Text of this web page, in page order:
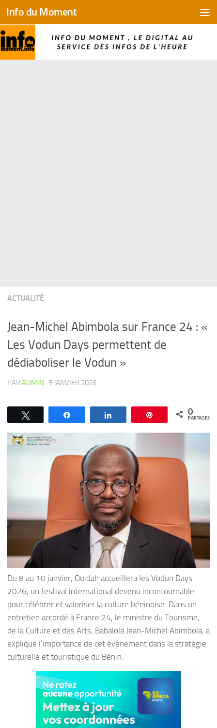
Skip to content
Info du Moment
ACTUALITÉ
Jean-Michel Abimbola sur France 24 : «
Les Vodun Days permettent de
dédiaboliser le Vodun »
PARADMIN · 5 JANVIER 2026
Épingle 0
PARTAGES
Du 8 au 10 janvier, Ouidah accueillera les Vodun Days
2026, un festival international devenu incontournable
pour célébrer et valoriser la culture béninoise. Dans un
entretien accordé à France 24, le ministre du Tourisme,
de la Culture et des Arts, Babalola Jean-Michel Abimbola, a
expliqué l’importance de cet événement dans la stratégie
culturelle et touristique du Bénin.